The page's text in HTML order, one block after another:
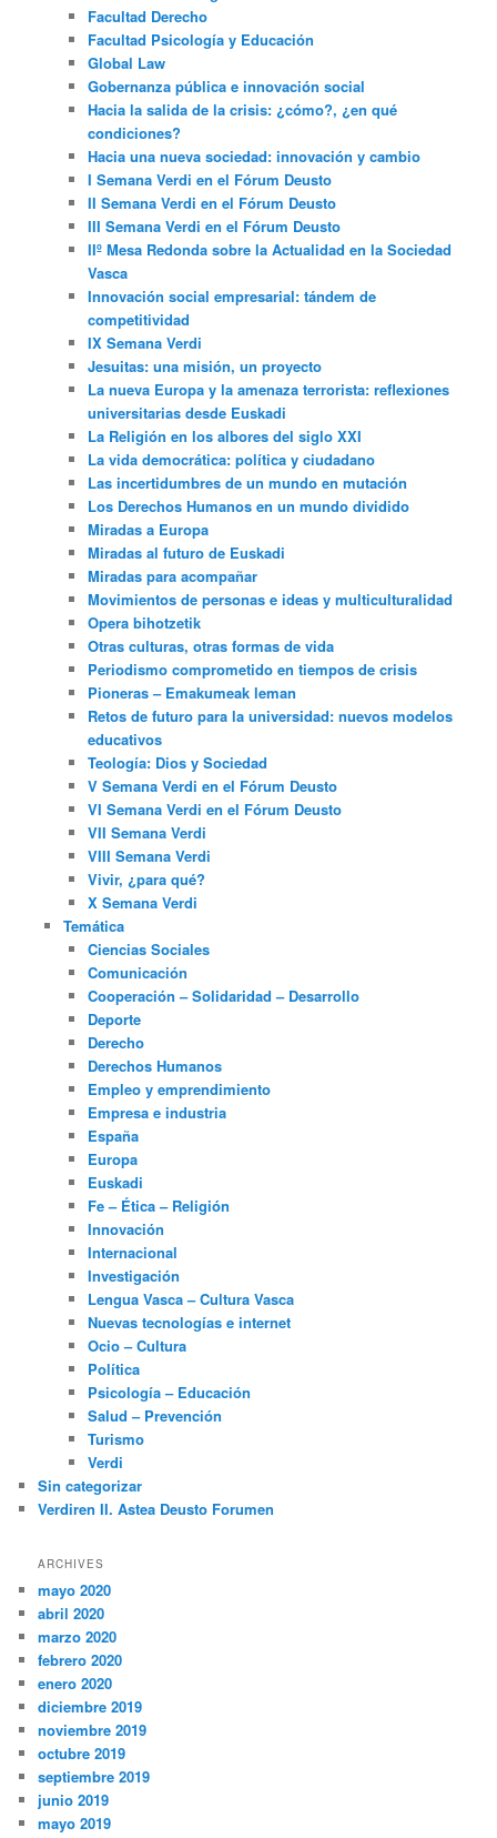
Facultad Derecho
Facultad Psicología y Educación
Global Law
Gobernanza pública e innovación social
Hacia la salida de la crisis: ¿cómo?, ¿en qué
condiciones?
Hacia una nueva sociedad: innovación y cambio
I Semana Verdi en el Fórum Deusto
II Semana Verdi en el Fórum Deusto
III Semana Verdi en el Fórum Deusto
IIº Mesa Redonda sobre la Actualidad en la Sociedad
Vasca
Innovación social empresarial: tándem de
competitividad
IX Semana Verdi
Jesuitas: una misión, un proyecto
La nueva Europa y la amenaza terrorista: reflexiones
universitarias desde Euskadi
La Religión en los albores del siglo XXI
La vida democrática: política y ciudadano
Las incertidumbres de un mundo en mutación
Los Derechos Humanos en un mundo dividido
Miradas a Europa
Miradas al futuro de Euskadi
Miradas para acompañar
Movimientos de personas e ideas y multiculturalidad
Opera bihotzetik
Otras culturas, otras formas de vida
Periodismo comprometido en tiempos de crisis
Pioneras – Emakumeak leman
Retos de futuro para la universidad: nuevos modelos
educativos
Teología: Dios y Sociedad
V Semana Verdi en el Fórum Deusto
VI Semana Verdi en el Fórum Deusto
VII Semana Verdi
VIII Semana Verdi
Vivir, ¿para qué?
X Semana Verdi
Temática
Ciencias Sociales
Comunicación
Cooperación – Solidaridad – Desarrollo
Deporte
Derecho
Derechos Humanos
Empleo y emprendimiento
Empresa e industria
España
Europa
Euskadi
Fe – Ética – Religión
Innovación
Internacional
Investigación
Lengua Vasca – Cultura Vasca
Nuevas tecnologías e internet
Ocio – Cultura
Política
Psicología – Educación
Salud – Prevención
Turismo
Verdi
Sin categorizar
Verdiren II. Astea Deusto Forumen
ARCHIVES
mayo 2020
abril 2020
marzo 2020
febrero 2020
enero 2020
diciembre 2019
noviembre 2019
octubre 2019
septiembre 2019
junio 2019
mayo 2019